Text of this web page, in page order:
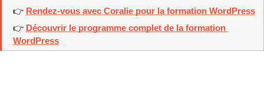
👉 Rendez-vous avec Coralie pour la formation WordPress
👉 Découvrir le programme complet de la formation
WordPress